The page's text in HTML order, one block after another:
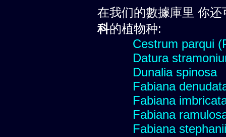
在我们的數據庫里 你
科的植物种:
Cestrum parqui
Datura
Dunalia spinosa
Fabiana
Fabiana
Fabiana
Fabiana stephanii